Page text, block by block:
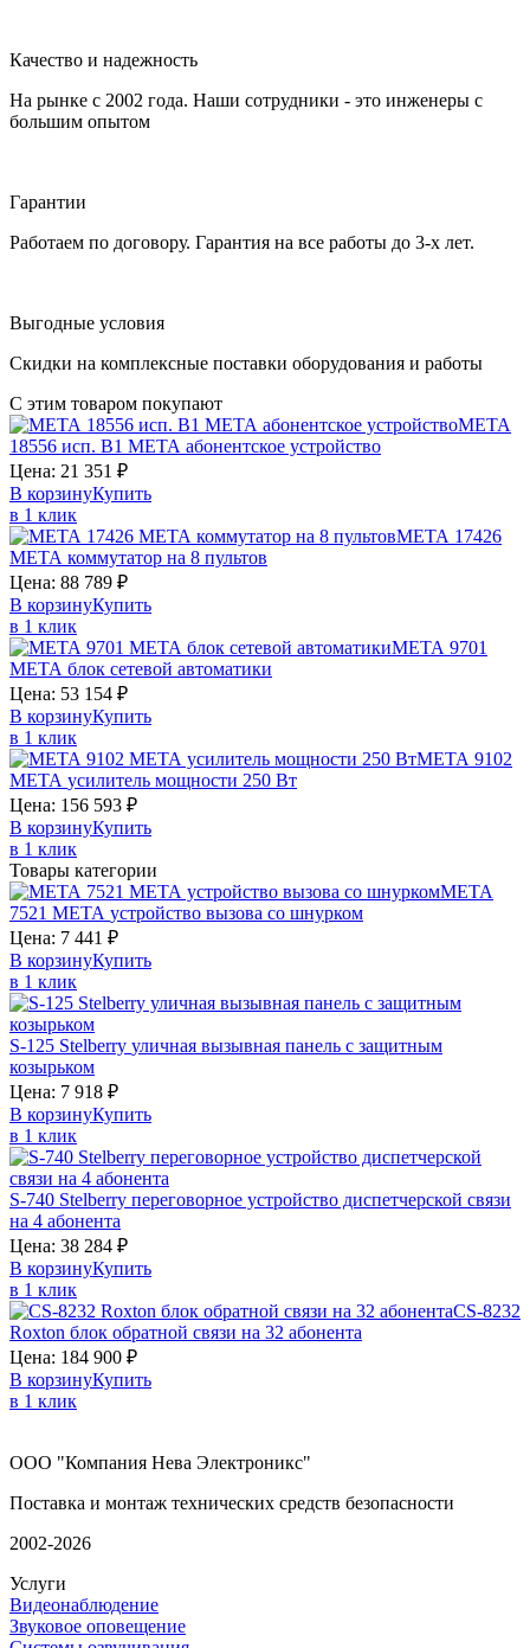
Качество и надежность
На рынке с 2002 года. Наши сотрудники - это инженеры с
большим опытом
Гарантии
Работаем по договору. Гарантия на все работы до 3-х лет.
Выгодные условия
Скидки на комплексные поставки оборудования и работы
С этим товаром покупают
МЕТА
18556 исп. В1 МЕТА абонентское устройство
Цена: 21 351 ₽
В корзинуКупить
в 1 клик
МЕТА 17426
МЕТА коммутатор на 8 пультов
Цена: 88 789 ₽
В корзинуКупить
в 1 клик
МЕТА 9701
МЕТА блок сетевой автоматики
Цена: 53 154 ₽
В корзинуКупить
в 1 клик
МЕТА 9102
МЕТА усилитель мощности 250 Вт
Цена: 156 593 ₽
В корзинуКупить
в 1 клик
Товары категории
МЕТА
7521 МЕТА устройство вызова со шнурком
Цена: 7 441 ₽
В корзинуКупить
в 1 клик
S-125 Stelberry уличная вызывная панель с защитным
козырьком
Цена: 7 918 ₽
В корзинуКупить
в 1 клик
S-740 Stelberry переговорное устройство диспетчерской связи
на 4 абонента
Цена: 38 284 ₽
В корзинуКупить
в 1 клик
CS-8232
Roxton блок обратной связи на 32 абонента
Цена: 184 900 ₽
В корзинуКупить
в 1 клик
ООО "Компания Нева Электроникс"
Поставка и монтаж технических средств безопасности
2002-2026
Услуги
Видеонаблюдение
Звуковое оповещение